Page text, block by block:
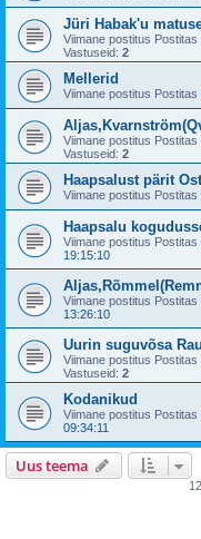
Jüri Habak'u
Viimane postitus Postitas
Vastuseid: 2
Mellerid
Viimane postitus Postitas
Viimane postitus Postitas
Vastuseid: 2
Haapsalust pärit
Viimane postitus Postitas
Haapsalu
Viimane postitus Postitas
19:15:10
Viimane postitus Postitas
13:26:10
Uurin suguvõsa
Viimane postitus Postitas
Vastuseid: 2
Kodanikud
Viimane postitus Postitas
09:34:11
Uus teema